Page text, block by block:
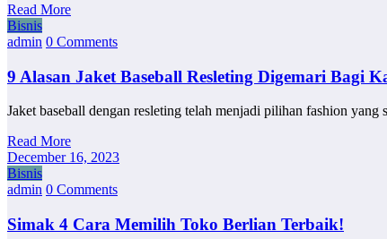
Read More
Bisnis
admin 0 Comments
9 Alasan Jaket Baseball Resleting Digemari Bagi
Jaket baseball dengan resleting telah menjadi pilihan fashion
Read More
December 16, 2023
Bisnis
admin 0 Comments
Simak 4 Cara Memilih Toko Berlian Terbaik!